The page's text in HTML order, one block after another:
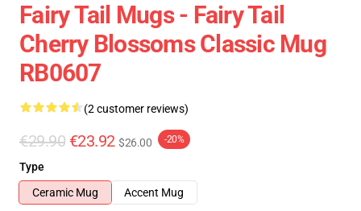
Fairy Tail Mugs - Fairy Tail
Cherry Blossoms Classic Mug
RB0607
(2 customer reviews)
€29.90 €23.92 $26.00 -20%
Type
Ceramic Mug
Accent Mug